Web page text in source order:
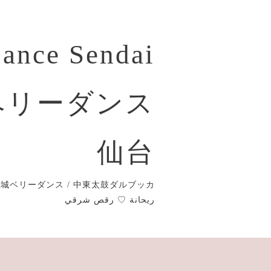
Sendai
ーダンス
仙台
ベリーダンス / 中東太鼓ダルブッカ